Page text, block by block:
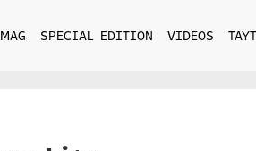
SPECIAL EDITION VIDEOS